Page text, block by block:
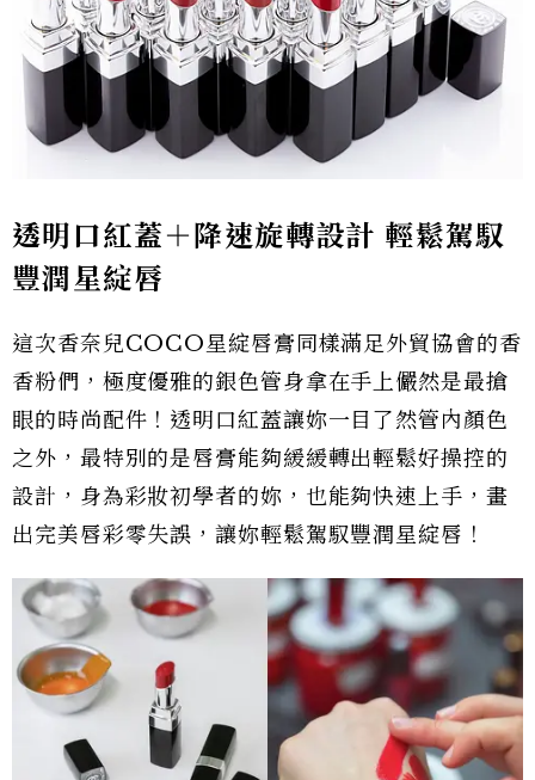
透明口紅蓋＋降速旋轉設計 輕鬆駕馭
豐潤星綻唇
這次香奈兒COCO星綻唇膏同樣滿足外貿協會的香
香粉們，極度優雅的銀色管身拿在手上儼然是最搶
眼的時尚配件！透明口紅蓋讓妳一目了然管內顏色
之外，最特別的是唇膏能夠緩緩轉出輕鬆好操控的
設計，身為彩妝初學者的妳，也能夠快速上手，畫
出完美唇彩零失誤，讓妳輕鬆駕馭豐潤星綻唇！